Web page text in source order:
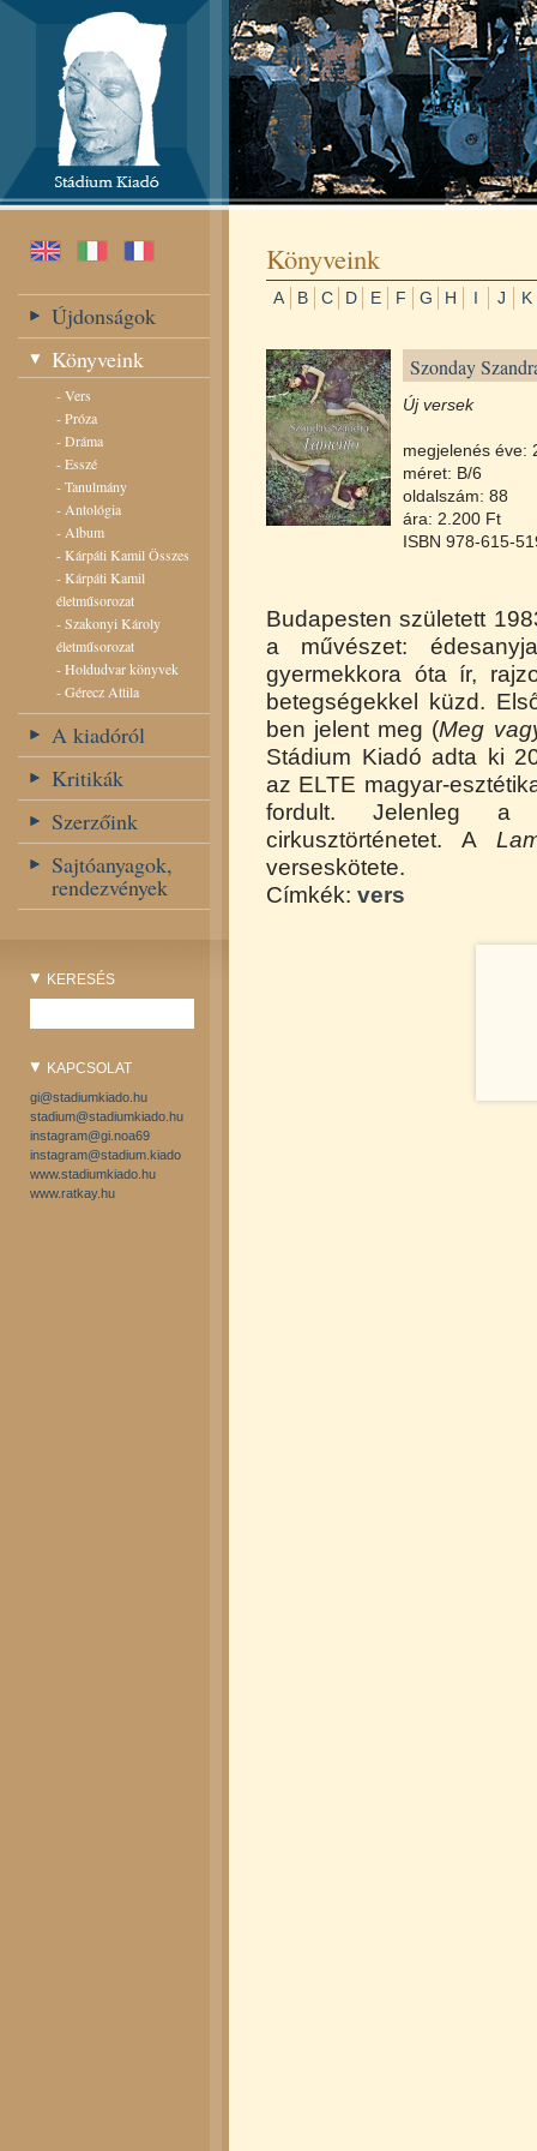
Újdonságok
Könyveink
-Vers
-Próza
-Dráma
-Esszé
-Tanulmány
- Antológia
- Album
-Kárpáti Kamil Összes
-Kárpáti Kamil
életműsorozat
-Szakonyi Károly
életműsorozat
-Holdudvar könyvek
-Gérecz Attila
A kiadóról
Kritikák
Szerzőink
Sajtóanyagok,
rendezvények
KERESÉS
KAPCSOLAT
gi@stadiumkiado.hu
stadium@stadiumkiado.hu
instagram@gi.noa69
instagram@stadium.kiado
www.stadiumkiado.hu
www.ratkay.hu
Könyveink
A B C D E F G H I J K
Szonday
Új versek
megjelenés éve:
méret: B/6
oldalszám: 88
ára: 2.200 Ft
ISBN 978-615-
Budapesten született
a művészet:
gyermekkora óta ír,
betegségekkel küzd.
ben jelent meg (Meg
Stádium Kiadó adta ki
az ELTE magyar-
fordult. Jelenleg a
cirkusztörténetet. A
verseskötete.
Címkék: vers